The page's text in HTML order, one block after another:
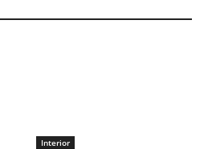
Interior